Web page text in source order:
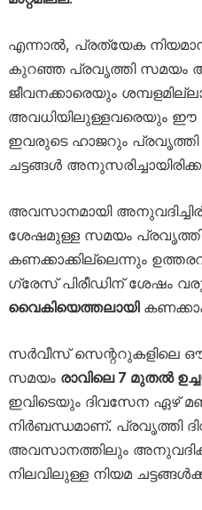
എന്നാൽ, പ്രത്യേക
കുറഞ്ഞ പ്രവൃത്തി സമയം
ജീവനക്കാരെയും
അവധിയിലുള്ളവരെയും
ഇവരുടെ ഹാജറും
ചട്ടങ്ങൾ
അവസാനമായി
ശേഷമുള്ള സമയം പ്രവൃത്തി
കണക്കാക്കില്ലെന്നും
ഗ്രേസ് പിരീഡിന് ശേഷം
വൈകിയെത്തലായി
സർവീസ് സെന്ററുകളിലെ
സമയം രാവിലെ 7 മുതൽ
ഇവിടെയും ദിവസേന ഏഴ്
നിർബന്ധമാണ്. പ്രവൃത്തി
അവസാനത്തിലും
നിലവിലുള്ള നിയമ